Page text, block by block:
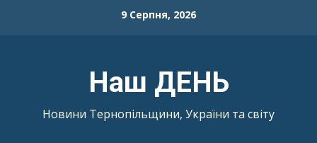
9 Серпня, 2026
Наш ДЕНЬ
Новини Тернопільщини, України та світу